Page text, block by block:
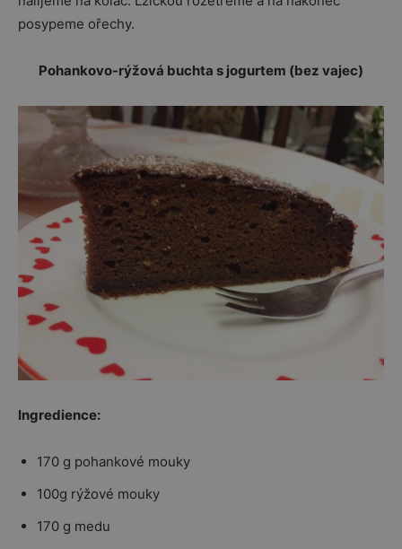
posypeme ořechy.
Pohankovo-rýžová buchta s jogurtem (bez vajec)
Ingredience:
170 g pohankové mouky
100g rýžové mouky
170 g medu